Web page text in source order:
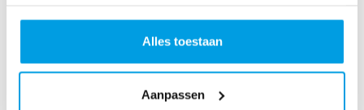
Alles toestaan
Aanpassen
n
S
n
fo